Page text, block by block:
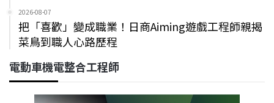
2026-08-07
把「喜歡」變成職業！日商Aiming遊戲工程師親揭
菜鳥到職人心路歷程
電動車機電整合工程師